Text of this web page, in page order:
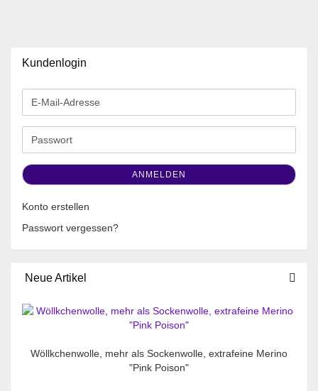
Kundenlogin
E-
Mail-
Adresse
Passwort
ANMELDEN
Konto erstellen
Passwort vergessen?
Neue Artikel
Wöllkchenwolle, mehr als Sockenwolle, extrafeine Merino
"Pink Poison"